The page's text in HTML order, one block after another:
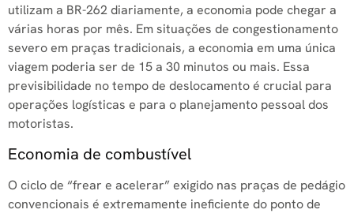
utilizam a BR-262 diariamente, a economia pode chegar a
várias horas por mês. Em situações de congestionamento
severo em praças tradicionais, a economia em uma única
viagem poderia ser de 15 a 30 minutos ou mais. Essa
previsibilidade no tempo de deslocamento é crucial para
operações logísticas e para o planejamento pessoal dos
motoristas.
Economia de combustível
O ciclo de “frear e acelerar” exigido nas praças de pedágio
convencionais é extremamente ineficiente do ponto de